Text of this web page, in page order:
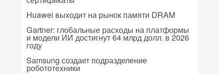
Huawei выходит на рынок памяти DRAM
Gartner: глобальные расходы на платформы
и модели ИИ достигнут 64 млрд долл. в 2026
году
Samsung создает подразделение
робототехники